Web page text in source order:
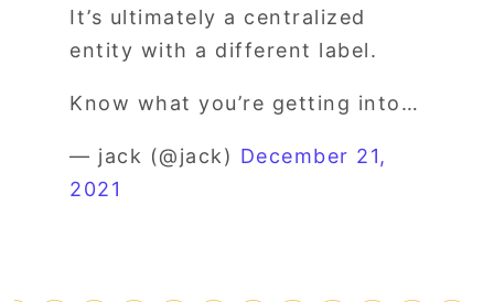
It’s ultimately a centralized
entity with a different label.
Know what you’re getting into…
— jack (@jack) December 21,
2021